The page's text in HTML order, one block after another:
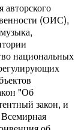
(ОИС),
национальных
"Об
закон, и